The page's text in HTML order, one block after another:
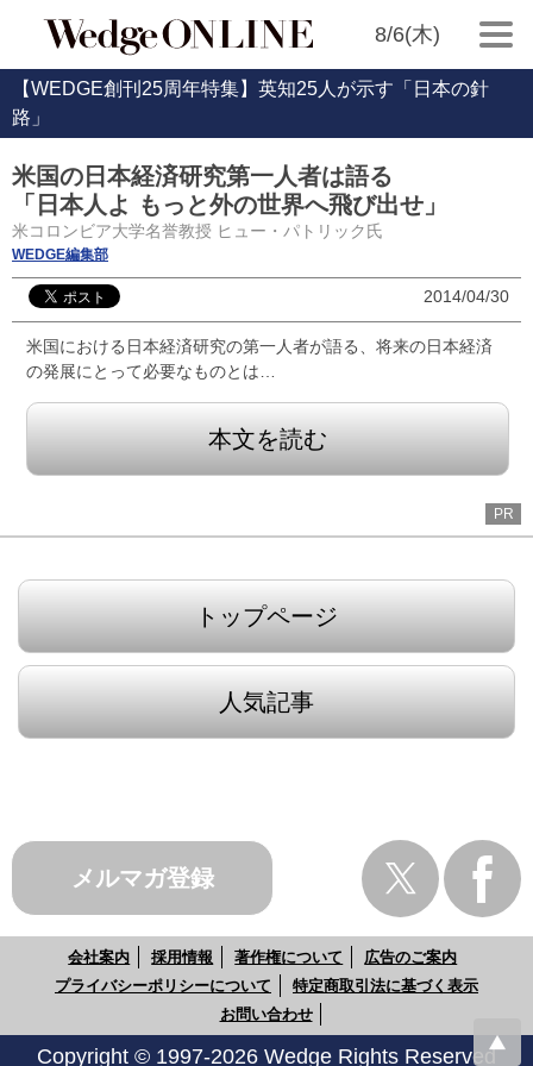
8/6(木)
【WEDGE創刊25周年特集】英知25人が示す「日本の針
路」
米国の日本経済研究第一人者は語る
「日本人よ もっと外の世界へ飛び出せ」
米コロンビア大学名誉教授 ヒュー・パトリック氏
WEDGE編集部
2014/04/30
米国における日本経済研究の第一人者が語る、将来の日本経済
の発展にとって必要なものとは…
本文を読む
PR
トップページ
人気記事
メルマガ登録
会社案内 採用情報 著作権について
広告のご案内
プライバシーポリシーについて
特定商取引法に基づく表示
お問い合わせ
Copyright © 1997-2026 Wedge Rights Reserved